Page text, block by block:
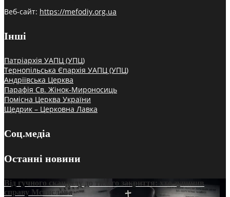
Веб-сайт: https://mefodiy.org.ua
Інші
Патріархія УАПЦ (УПЦ)
Тернопільська Єпархія УАПЦ (УПЦ)
Андріївська Церква
Парафія Св. Жінок-Мироносиць
Помісна Церква України
Щедрик – Церковна Лавка
Соц.медіа
Останні новини
Від гучного скандалу до тихого закриття: хто зупинив
справу Мстислава